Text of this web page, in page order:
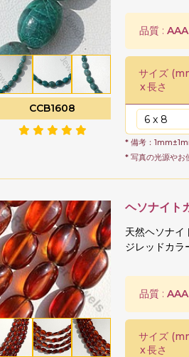
CCB1608
品質 : AAA
サイズ
x長さ
* 備考：
* 写真の光源やお
ヘソナイト
天然ヘソナイ
ジレッドカラ
品質 : AAA
サイズ
x長さ